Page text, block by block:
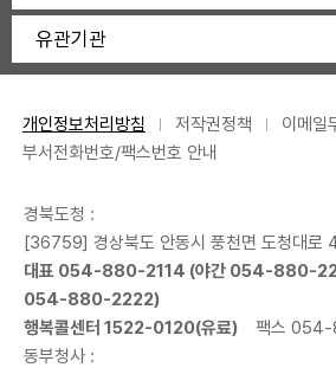
유관기관
개인정보처리방침 저작권정책
이메일
부서전화번호/팩스번호 안내
경북도청 :
[36759] 경상북도 안동시 풍천면 도청대로
대표 054-880-2114 (야간 054-880-
054-880-2222)
행복콜센터 1522-0120(유료)
팩스
동부청사 :